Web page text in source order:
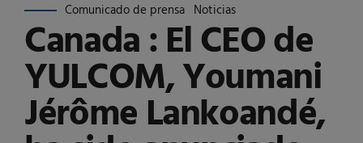
Comunicado de prensa Noticias
Canada : El CEO de
YULCOM, Youmani
Jérôme Lankoandé,